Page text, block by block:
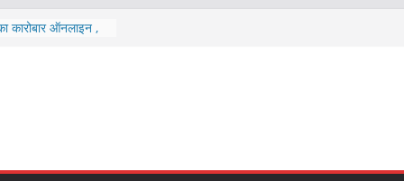
कारोबार ऑनलाइन ,
विकास विभाग में छापा
घोटाले की जांच शुरू
शिवपूजन मिश्रा को
का उल्लंघन करना
के बीच